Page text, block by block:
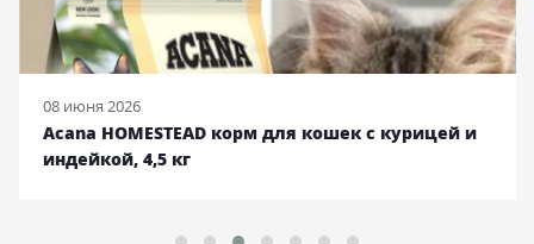
08 июня 2026
Acana HOMESTEAD корм для кошек с курицей и
индейкой, 4,5 кг